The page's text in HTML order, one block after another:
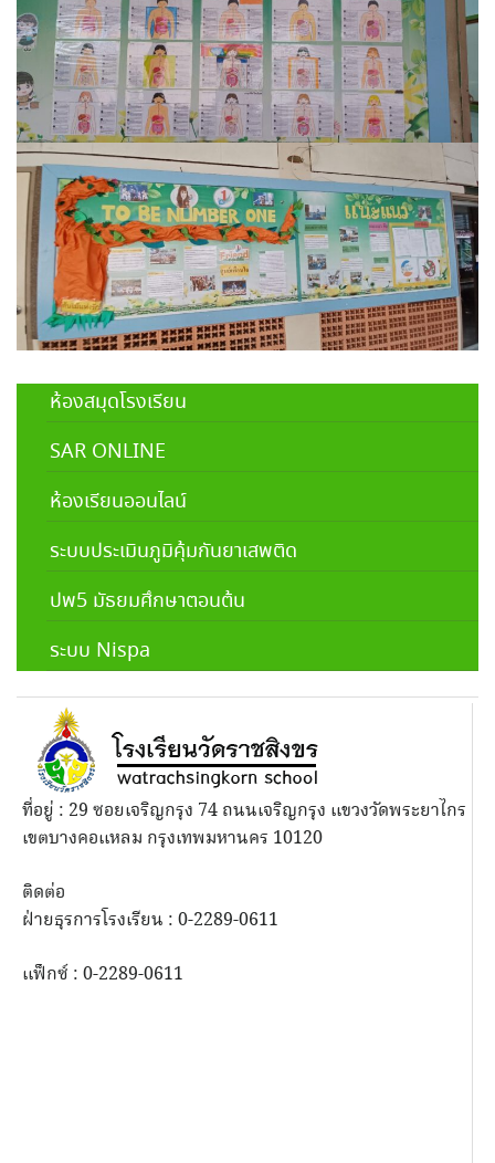
ห้องสมุดโรงเรียน
SAR ONLINE
ห้องเรียนออนไลน์
ระบบประเมินภูมิคุ้มกันยาเสพติด
ปพ5 มัธยมศึกษาตอนต้น
ระบบ Nispa
ที่อยู่ : 29 ซอยเจริญกรุง 74 ถนนเจริญกรุง แขวงวัดพระยาไกร
เขตบางคอแหลม กรุงเทพมหานคร 10120
ติดต่อ
ฝ่ายธุรการโรงเรียน : 0-2289-0611
แฟ็กซ์ : 0-2289-0611